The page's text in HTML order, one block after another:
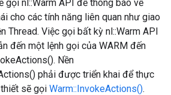
gọi nl::Warm API để thông báo về
cho các tính năng liên quan như giao
Thread. Việc gọi bất kỳ nl::Warm API
đến một lệnh gọi của WARM đến
Nền
phải được triển khai để thực
sẽ gọi Warm::InvokeActions().